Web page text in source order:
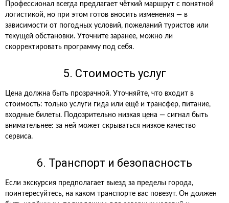
Профессионал всегда предлагает чёткий маршрут с понятной
логистикой, но при этом готов вносить изменения — в
зависимости от погодных условий, пожеланий туристов или
текущей обстановки. Уточните заранее, можно ли
скорректировать программу под себя.
5. Стоимость услуг
Цена должна быть прозрачной. Уточняйте, что входит в
стоимость: только услуги гида или ещё и трансфер, питание,
входные билеты. Подозрительно низкая цена — сигнал быть
внимательнее: за ней может скрываться низкое качество
сервиса.
6. Транспорт и безопасность
Если экскурсия предполагает выезд за пределы города,
поинтересуйтесь, на каком транспорте вас повезут. Он должен